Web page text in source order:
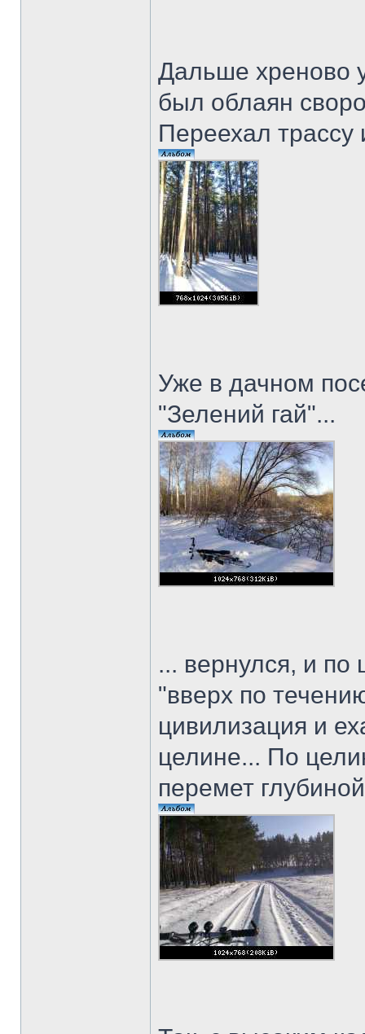
Дальше хреново
был облаян
Переехал
Уже в дачном
"Зелений гай"...
... вернулся, и по
"вверх по
цивилизация и
целине... По
перемет